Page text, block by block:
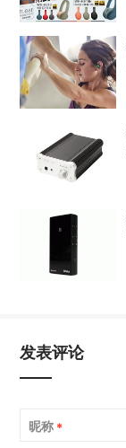
发表评论
昵称 *